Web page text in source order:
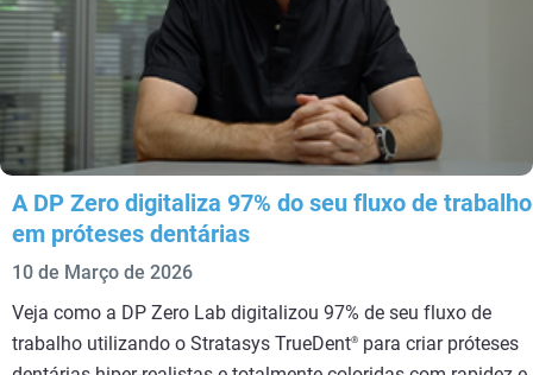
A DP Zero digitaliza 97% do seu fluxo de trabalho
em próteses dentárias
10 de Março de 2026
Veja como a DP Zero Lab digitalizou 97% de seu fluxo de
trabalho utilizando o Stratasys TrueDent® para criar próteses